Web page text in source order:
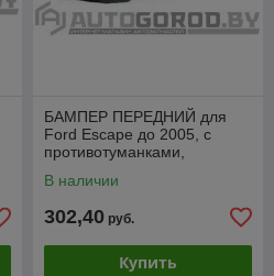
БАМПЕР ПЕРЕДНИЙ для
Ford Escape до 2005, с
противотуманками,
В наличии
302,40 руб.
Купить